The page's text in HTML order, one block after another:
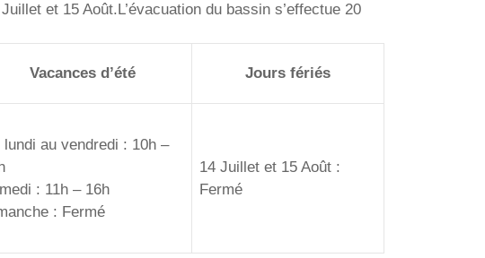
et 15 Août.L’évacuation du bassin s’effectue 20
Vacances d’été Jours fériés
lundi au vendredi : 10h –
: 11h – 16h
: Fermé
14 Juillet et 15 Août :
Fermé